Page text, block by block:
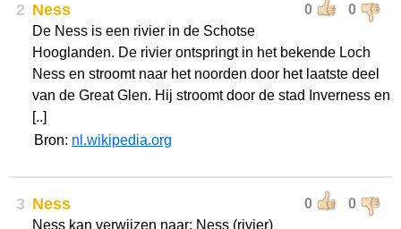
2 0 0
Ness
De Ness is een rivier in de Schotse
Hooglanden. De rivier ontspringt in het bekende Loch
Ness en stroomt naar het noorden door het laatste deel
van de Great Glen. Hij stroomt door de stad Inverness en
[..]
Bron: nl.wikipedia.org
3 0 0
Ness
Ness kan verwijzen naar: Ness (rivier)